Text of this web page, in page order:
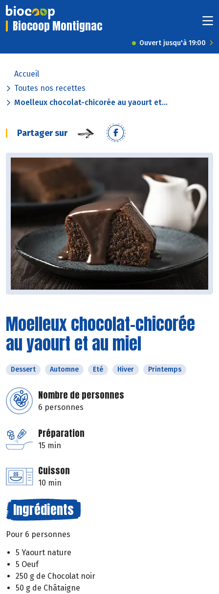
Biocoop Montignac
Ouvert jusqu'à 19:00
Accueil
Toutes nos recettes
Moelleux chocolat-chicorée au yaourt et...
Partager sur
Moelleux chocolat-chicorée
au yaourt et au miel
Dessert Automne Eté Hiver Printemps
Nombre de personnes
6 personnes
Préparation
15 min
Cuisson
10 min
Ingrédients
Pour 6 personnes
5 Yaourt nature
5 Oeuf
250 g de Chocolat noir
50 g de Châtaigne